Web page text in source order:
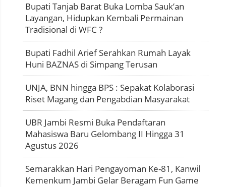
Bupati Tanjab Barat Buka Lomba Sauk’an
Layangan, Hidupkan Kembali Permainan
Tradisional di WFC ?
Bupati Fadhil Arief Serahkan Rumah Layak
Huni BAZNAS di Simpang Terusan
UNJA, BNN hingga BPS : Sepakat Kolaborasi
Riset Magang dan Pengabdian Masyarakat
UBR Jambi Resmi Buka Pendaftaran
Mahasiswa Baru Gelombang II Hingga 31
Agustus 2026
Semarakkan Hari Pengayoman Ke-81, Kanwil
Kemenkum Jambi Gelar Beragam Fun Game